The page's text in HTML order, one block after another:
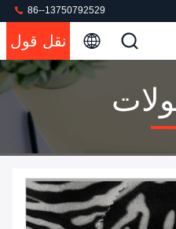
86--13750792529
نقل قول